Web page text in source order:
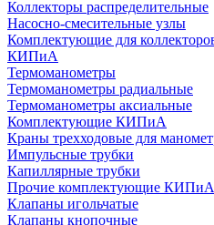
Коллекторы распределительные
Насосно-смесительные узлы
Комплектующие для
КИПиА
Термоманометры
Термоманометры радиальные
Термоманометры аксиальные
Комплектующие КИПиА
Краны трехходовые для
Импульсные трубки
Капиллярные трубки
Прочие комплектующие КИПиА
Клапаны игольчатые
Клапаны кнопочные